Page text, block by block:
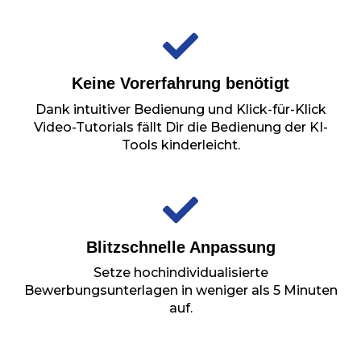
Keine Vorerfahrung benötigt
Dank intuitiver Bedienung und Klick-für-Klick
Video-Tutorials fällt Dir die Bedienung der KI-
Tools kinderleicht.
Blitzschnelle Anpassung
Setze hochindividualisierte
Bewerbungsunterlagen in weniger als 5 Minuten
auf.